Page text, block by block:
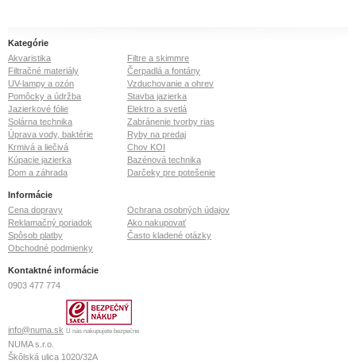
Kategórie
Akvaristika
Filtre a skimmre
Filtračné materiály
Čerpadlá a fontány
UV-lampy a ozón
Vzduchovanie a ohrev
Pomôcky a údržba
Stavba jazierka
Jazierkové fólie
Elektro a svetlá
Solárna technika
Zabránenie tvorby rias
Úprava vody, baktérie
Ryby na predaj
Krmivá a liečivá
Chov KOI
Kúpacie jazierka
Bazénová technika
Dom a záhrada
Darčeky pre potešenie
Informácie
Cena dopravy
Ochrana osobných údajov
Reklamačný poriadok
Ako nakupovať
Spôsob platby
Často kladené otázky
Obchodné podmienky
Kontaktné informácie
0903 477 774
info@numa.sk U nás nakupujete bezpečne
NUMA s.r.o.
Škôlská ulica 1020/32A